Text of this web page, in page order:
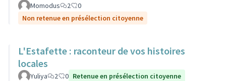
Momodus 2
0
Non retenue en présélection citoyenne
L'Estafette : raconteur de vos histoires
locales
Yuliya 2 0 Retenue en présélection citoyenne